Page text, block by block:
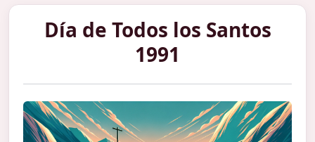
Día de Todos los Santos
1991